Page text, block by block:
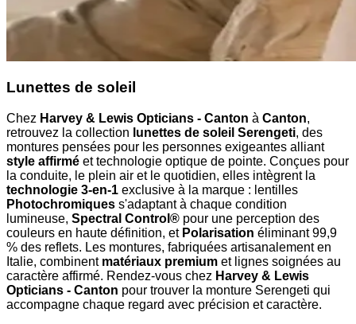
Lunettes de soleil
Chez Harvey & Lewis Opticians - Canton à Canton,
retrouvez la collection lunettes de soleil Serengeti, des
montures pensées pour les personnes exigeantes alliant
style affirmé et technologie optique de pointe. Conçues pour
la conduite, le plein air et le quotidien, elles intègrent la
technologie 3-en-1 exclusive à la marque : lentilles
Photochromiques s'adaptant à chaque condition
lumineuse, Spectral Control® pour une perception des
couleurs en haute définition, et Polarisation éliminant 99,9
% des reflets. Les montures, fabriquées artisanalement en
Italie, combinent matériaux premium et lignes soignées au
caractère affirmé. Rendez-vous chez Harvey & Lewis
Opticians - Canton pour trouver la monture Serengeti qui
accompagne chaque regard avec précision et caractère.